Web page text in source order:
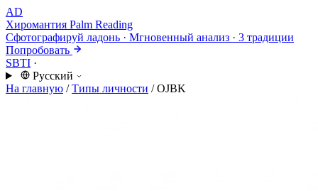
AD
Хиромантия Palm Reading
Сфотографируй ладонь · Мгновенный анализ · 3 традиции
Попробовать
SBTI ·
Русский
На главную / Типы личности / OJBK